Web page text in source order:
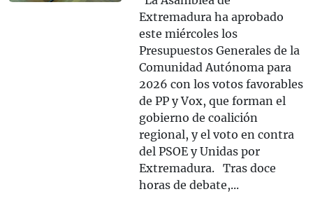
Extremadura ha aprobado
este miércoles los
Presupuestos Generales de la
Comunidad Autónoma para
2026 con los votos favorables
de PP y Vox, que forman el
gobierno de coalición
regional, y el voto en contra
del PSOE y Unidas por
Extremadura. Tras doce
horas de debate,...